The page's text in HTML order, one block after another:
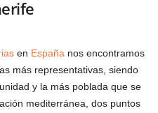
en España nos encontramos
más representativas, siendo
y la más poblada que se
mediterránea, dos puntos